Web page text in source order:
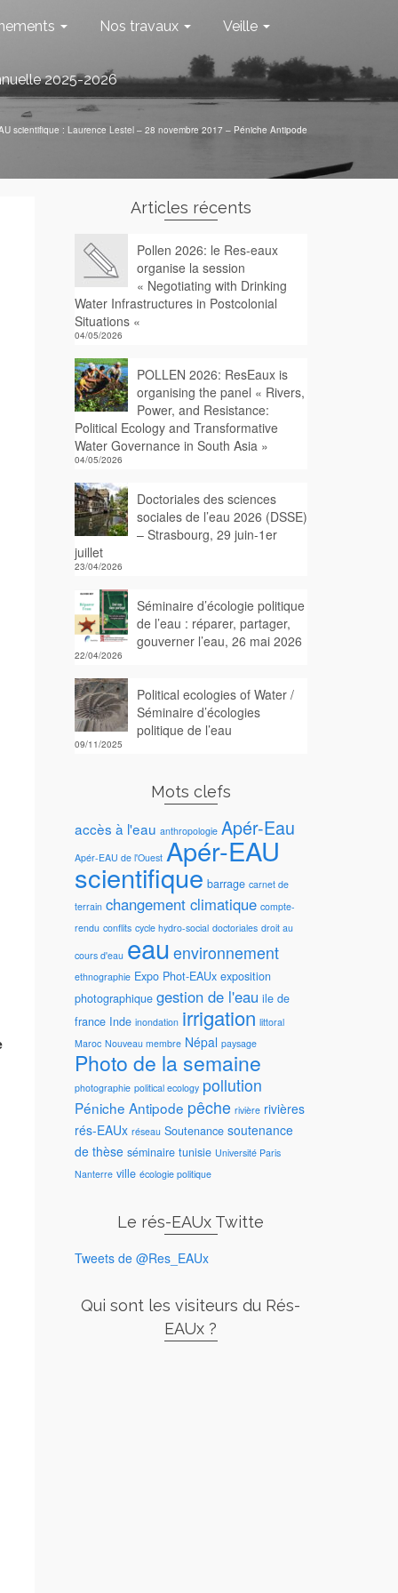
Nos travaux Veille
2025-2026
scientifique : Laurence Lestel – 28 novembre 2017 – Péniche Antipode
Articles récents
Pollen 2026: le Res-eaux
organise la session
« Negotiating with Drinking
Water Infrastructures in Postcolonial
Situations «
04/05/2026
POLLEN 2026: ResEaux is
organising the panel « Rivers,
Power, and Resistance:
Political Ecology and Transformative
Water Governance in South Asia »
04/05/2026
Doctoriales des sciences
sociales de l’eau 2026 (DSSE)
– Strasbourg, 29 juin-1er
juillet
23/04/2026
Séminaire d’écologie politique
de l’eau : réparer, partager,
gouverner l’eau, 26 mai 2026
22/04/2026
Political ecologies of Water /
Séminaire d’écologies
politique de l’eau
09/11/2025
Mots clefs
accès à l'eau anthropologie Apér-Eau
Apér-EAU de l'Ouest Apér-EAU
scientifique barrage carnet de
terrain changement climatique compte-
rendu conflits cycle hydro-social doctoriales droit au
cours d'eau eau environnement
ethnographie Expo Phot-EAUx exposition
photographique gestion de l'eau ile de
france Inde inondation irrigation littoral
Maroc Nouveau membre Népal paysage
Photo de la semaine
photographie political ecology pollution
Péniche Antipode pêche rivière rivières
rés-EAUx réseau Soutenance soutenance
de thèse séminaire tunisie Université Paris
Nanterre ville écologie politique
Le rés-EAUx Twitte
Tweets de @Res_EAUx
Qui sont les visiteurs du Rés-
EAUx ?